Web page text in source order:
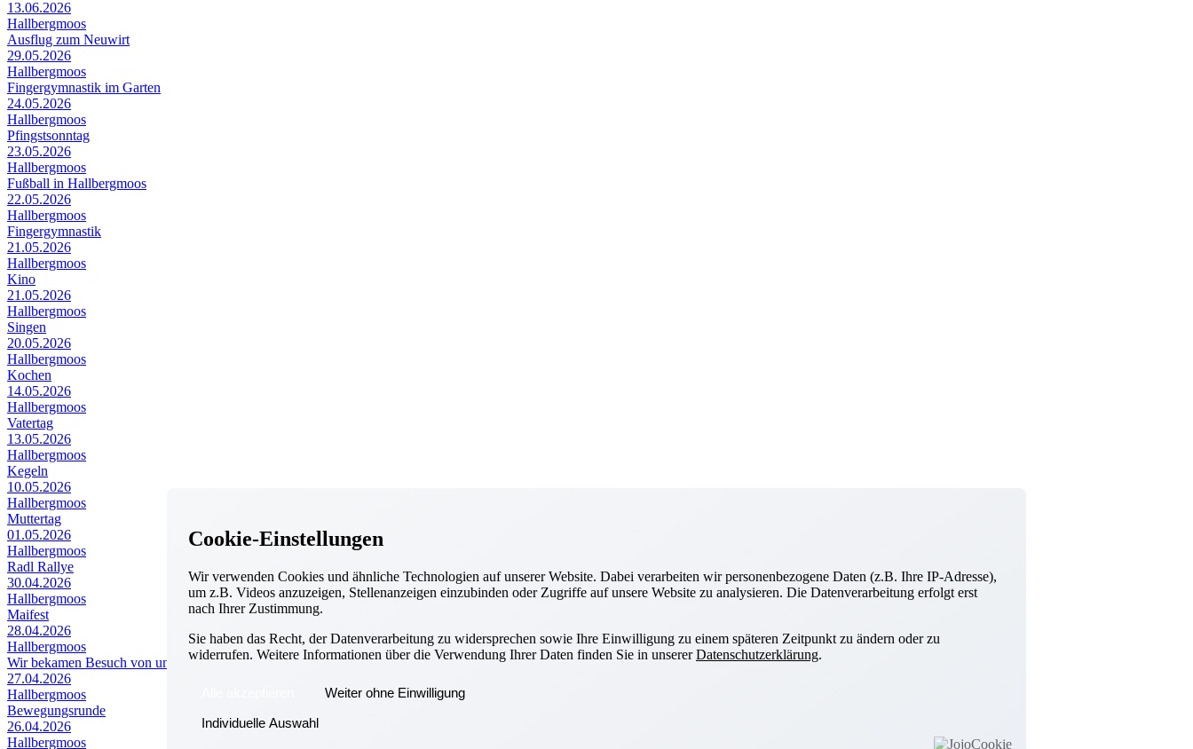
13.06.2026
Hallbergmoos
Ausflug zum Neuwirt
29.05.2026
Hallbergmoos
Fingergymnastik im Garten
24.05.2026
Hallbergmoos
Pfingstsonntag
23.05.2026
Hallbergmoos
Fußball in Hallbergmoos
22.05.2026
Hallbergmoos
Fingergymnastik
21.05.2026
Hallbergmoos
Kino
21.05.2026
Hallbergmoos
Singen
20.05.2026
Hallbergmoos
Kochen
14.05.2026
Hallbergmoos
Vatertag
13.05.2026
Hallbergmoos
Kegeln
10.05.2026
Hallbergmoos
Muttertag
01.05.2026
Hallbergmoos
Radl Rallye
30.04.2026
Hallbergmoos
Maifest
28.04.2026
Hallbergmoos
Wir bekamen Besuch von unserem Therapiehund
27.04.2026
Hallbergmoos
Bewegungsrunde
26.04.2026
Hallbergmoos
Cookie-Einstellungen
Wir verwenden Cookies und ähnliche Technologien auf unserer Website. Dabei verarbeiten wir personenbezogene Daten (z.B. Ihre IP-Adresse),
um z.B. Videos anzuzeigen, Stellenanzeigen einzubinden oder Zugriffe auf unsere Website zu analysieren. Die Datenverarbeitung erfolgt erst
nach Ihrer Zustimmung.
Sie haben das Recht, der Datenverarbeitung zu widersprechen sowie Ihre Einwilligung zu einem späteren Zeitpunkt zu ändern oder zu
widerrufen. Weitere Informationen über die Verwendung Ihrer Daten finden Sie in unsererDatenschutzerklärung.
Weiter ohne Einwilligung
Individuelle Auswahl